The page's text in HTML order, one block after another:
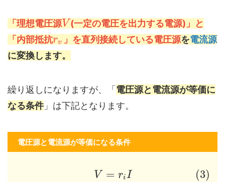
「理想電圧源V (一定の電圧を出力する電源)」と
「内部抵抗rv 」を直列接続している電圧源を電流源
に変換します。
繰り返しになりますが、「 電圧源と電流源が等価に
なる条件」は下記となります。
電圧源と電流源が等価になる条件
V = riI
(3)